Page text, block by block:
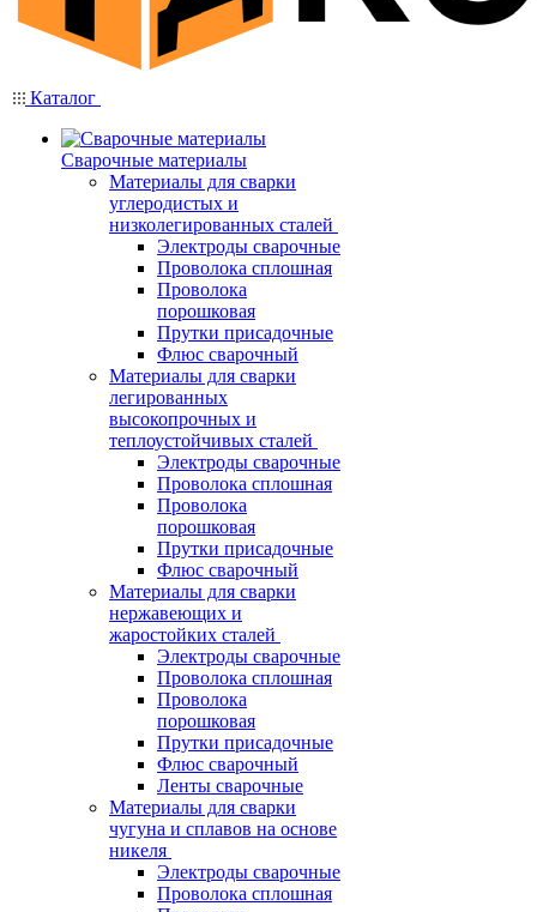
Каталог
Сварочные материалы
Материалы для сварки
углеродистых и
низколегированных сталей
Электроды сварочные
Проволока сплошная
Проволока
порошковая
Прутки присадочные
Флюс сварочный
Материалы для сварки
легированных
высокопрочных и
теплоустойчивых сталей
Электроды сварочные
Проволока сплошная
Проволока
порошковая
Прутки присадочные
Флюс сварочный
Материалы для сварки
нержавеющих и
жаростойких сталей
Электроды сварочные
Проволока сплошная
Проволока
порошковая
Прутки присадочные
Флюс сварочный
Ленты сварочные
Материалы для сварки
чугуна и сплавов на основе
никеля
Электроды сварочные
Проволока сплошная